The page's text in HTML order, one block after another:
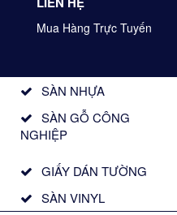
Mua Hàng Trực Tuyến
SÀN NHỰA
SÀN GỖ CÔNG
NGHIỆP
GIẤY DÁN TƯỜNG
SÀN VINYL